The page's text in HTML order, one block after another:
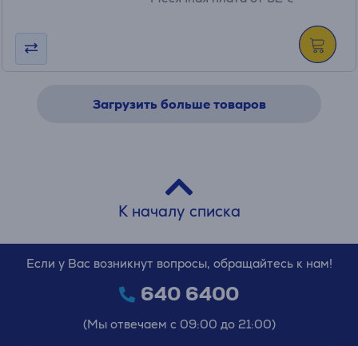
Загрузить больше товаров
К началу списка
Если у Вас возникнут вопросы, обращайтесь к нам!
640 6400
(Мы отвечаем с 09:00 до 21:00)